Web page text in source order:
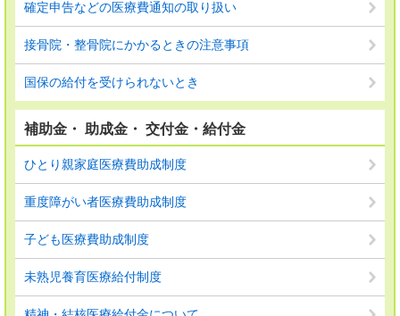
確定申告などの医療費通知の取り扱い
接骨院・整骨院にかかるときの注意事項
国保の給付を受けられないとき
補助金・ 助成金・ 交付金・給付金
ひとり親家庭医療費助成制度
重度障がい者医療費助成制度
子ども医療費助成制度
未熟児養育医療給付制度